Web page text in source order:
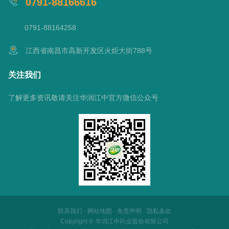
0791-88164258
江西省南昌市高新开发区火炬大街788号
关注我们
了解更多资讯敬请关注华润江中官方微信公众号
联系我们 · 网站地图 · 免责声明 · 隐私条款
Copyright © 华润江中药业股份有限公司